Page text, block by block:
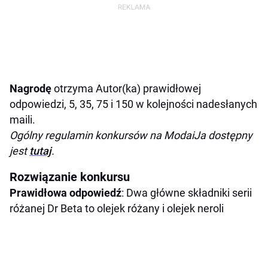
Nagrodęotrzyma Autor(ka) prawidłowej
odpowiedzi, 5, 35, 75 i 150 w kolejności nadesłanych
maili.
Ogólny regulamin konkursów na ModaiJa dostępny
jesttutaj.
Rozwiązanie konkursu
Prawidłowa odpowiedź: Dwa główne składniki serii
różanej Dr Beta to olejek różany i olejek neroli